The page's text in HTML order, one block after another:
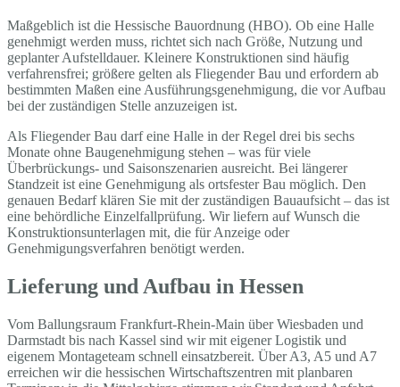
Maßgeblich ist die Hessische Bauordnung (HBO). Ob eine Halle
genehmigt werden muss, richtet sich nach Größe, Nutzung und
geplanter Aufstelldauer. Kleinere Konstruktionen sind häufig
verfahrensfrei; größere gelten als Fliegender Bau und erfordern ab
bestimmten Maßen eine Ausführungsgenehmigung, die vor Aufbau
bei der zuständigen Stelle anzuzeigen ist.
Als Fliegender Bau darf eine Halle in der Regel drei bis sechs
Monate ohne Baugenehmigung stehen – was für viele
Überbrückungs- und Saisonszenarien ausreicht. Bei längerer
Standzeit ist eine Genehmigung als ortsfester Bau möglich. Den
genauen Bedarf klären Sie mit der zuständigen Bauaufsicht – das ist
eine behördliche Einzelfallprüfung. Wir liefern auf Wunsch die
Konstruktionsunterlagen mit, die für Anzeige oder
Genehmigungsverfahren benötigt werden.
Lieferung und Aufbau in Hessen
Vom Ballungsraum Frankfurt-Rhein-Main über Wiesbaden und
Darmstadt bis nach Kassel sind wir mit eigener Logistik und
eigenem Montageteam schnell einsatzbereit. Über A3, A5 und A7
erreichen wir die hessischen Wirtschaftszentren mit planbaren